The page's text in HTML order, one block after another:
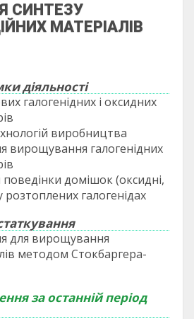
СИНТЕЗУ
МАТЕРІАЛІВ
діяльності
галогенідних і оксидних
виробництва
вирощування галогенідних
домішок (оксидні,
галогенідах
для вирощування
методом Стокбаргера-
за останнiй перiод